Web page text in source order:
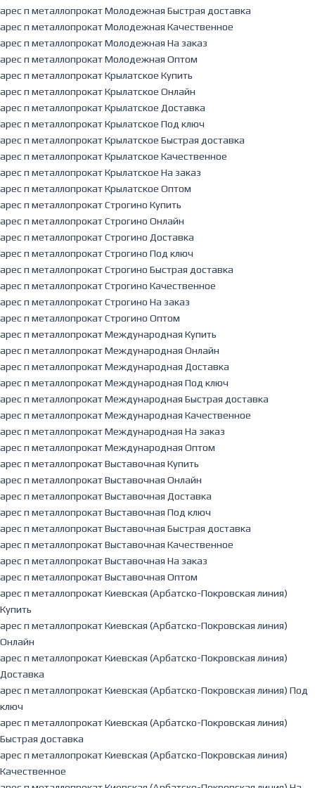
арес п металлопрокат Молодежная Быстрая доставка
арес п металлопрокат Молодежная Качественное
арес п металлопрокат Молодежная На заказ
арес п металлопрокат Молодежная Оптом
арес п металлопрокат Крылатское Купить
арес п металлопрокат Крылатское Онлайн
арес п металлопрокат Крылатское Доставка
арес п металлопрокат Крылатское Под ключ
арес п металлопрокат Крылатское Быстрая доставка
арес п металлопрокат Крылатское Качественное
арес п металлопрокат Крылатское На заказ
арес п металлопрокат Крылатское Оптом
арес п металлопрокат Строгино Купить
арес п металлопрокат Строгино Онлайн
арес п металлопрокат Строгино Доставка
арес п металлопрокат Строгино Под ключ
арес п металлопрокат Строгино Быстрая доставка
арес п металлопрокат Строгино Качественное
арес п металлопрокат Строгино На заказ
арес п металлопрокат Строгино Оптом
арес п металлопрокат Международная Купить
арес п металлопрокат Международная Онлайн
арес п металлопрокат Международная Доставка
арес п металлопрокат Международная Под ключ
арес п металлопрокат Международная Быстрая доставка
арес п металлопрокат Международная Качественное
арес п металлопрокат Международная На заказ
арес п металлопрокат Международная Оптом
арес п металлопрокат Выставочная Купить
арес п металлопрокат Выставочная Онлайн
арес п металлопрокат Выставочная Доставка
арес п металлопрокат Выставочная Под ключ
арес п металлопрокат Выставочная Быстрая доставка
арес п металлопрокат Выставочная Качественное
арес п металлопрокат Выставочная На заказ
арес п металлопрокат Выставочная Оптом
арес п металлопрокат Киевская (Арбатско-Покровская линия)
Купить
арес п металлопрокат Киевская (Арбатско-Покровская линия)
Онлайн
арес п металлопрокат Киевская (Арбатско-Покровская линия)
Доставка
арес п металлопрокат Киевская (Арбатско-Покровская линия) Под
ключ
арес п металлопрокат Киевская (Арбатско-Покровская линия)
Быстрая доставка
арес п металлопрокат Киевская (Арбатско-Покровская линия)
Качественное